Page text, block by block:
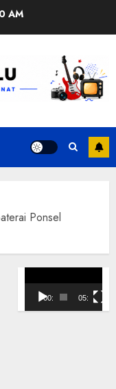
AM
Ponsel
Video
00:00 05:10